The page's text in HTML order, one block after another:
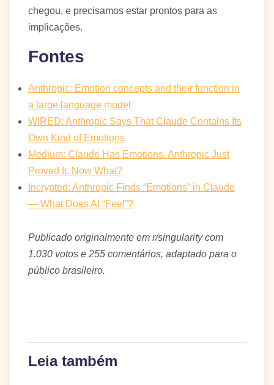
chegou, e precisamos estar prontos para as
implicações.
Fontes
Anthropic: Emotion concepts and their function in
a large language model
WIRED: Anthropic Says That Claude Contains Its
Own Kind of Emotions
Medium: Claude Has Emotions. Anthropic Just
Proved It. Now What?
Incrypted: Anthropic Finds “Emotions” in Claude
— What Does AI “Feel”?
Publicado originalmente em r/singularity com
1.030 votos e 255 comentários, adaptado para o
público brasileiro.
Leia também